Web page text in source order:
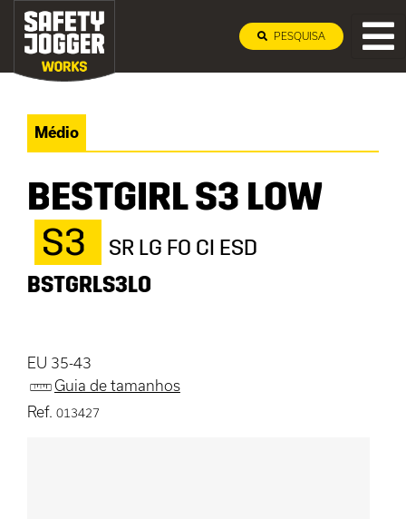
PESQUISA
Médio
BESTGIRL S3 LOW
S3
SR LG FO CI ESD
BSTGRLS3LO
EU 35-43
Guia de tamanhos
Ref. 013427